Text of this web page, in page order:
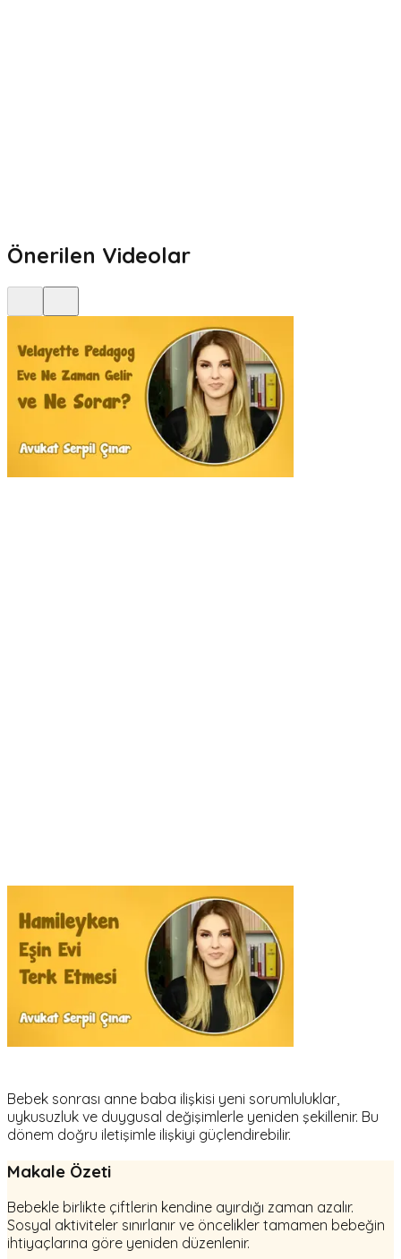
Önerilen Videolar
Bebek sonrası anne baba ilişkisi yeni sorumluluklar,
uykusuzluk ve duygusal değişimlerle yeniden şekillenir. Bu
dönem doğru iletişimle ilişkiyi güçlendirebilir.
Makale Özeti
Bebekle birlikte çiftlerin kendine ayırdığı zaman azalır.
Sosyal aktiviteler sınırlanır ve öncelikler tamamen bebeğin
ihtiyaçlarına göre yeniden düzenlenir.